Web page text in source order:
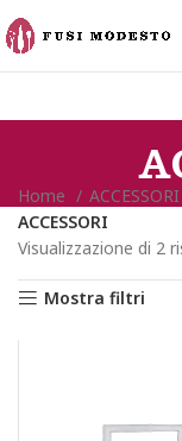
Home ACCESSORI
ACCESSORI
Visualizzazione di 2
Mostra filtri